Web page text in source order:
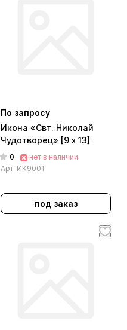
По запросу
Икона «Свт. Николай
Чудотворец» [9 х 13]
0
нет в наличии
Арт. ИК9001
под заказ